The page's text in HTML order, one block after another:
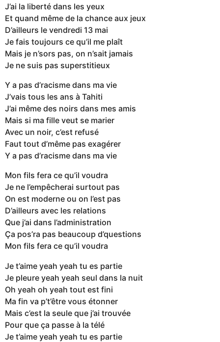
J’ai la liberté dans les yeux
Et quand même de la chance aux jeux
D’ailleurs le vendredi 13 mai
Je fais toujours ce qu’il me plaît
Mais je n’sors pas, on n’sait jamais
Je ne suis pas superstitieux
Y a pas d’racisme dans ma vie
J’vais tous les ans à Tahiti
J’ai même des noirs dans mes amis
Mais si ma fille veut se marier
Avec un noir, c’est refusé
Faut tout d’même pas exagérer
Y a pas d’racisme dans ma vie
Mon fils fera ce qu’il voudra
Je ne l’empêcherai surtout pas
On est moderne ou on l’est pas
D’ailleurs avec les relations
Que j’ai dans l’administration
Ça pos’ra pas beaucoup d’questions
Mon fils fera ce qu’il voudra
Je t’aime yeah yeah tu es partie
Je pleure yeah yeah seul dans la nuit
Oh yeah oh yeah tout est fini
Ma fin va p’t’être vous étonner
Mais c’est la seule que j’ai trouvée
Pour que ça passe à la télé
Je t’aime yeah yeah tu es partie